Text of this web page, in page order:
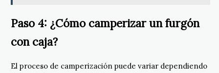
Paso 4: ¿Cómo camperizar un furgón
con caja?
El proceso de camperización puede variar dependiendo